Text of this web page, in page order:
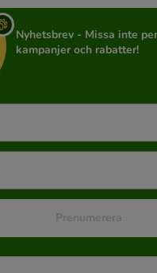
Nyhetsbrev - Missa inte
kampanjer och rabatter!
Prenumerera